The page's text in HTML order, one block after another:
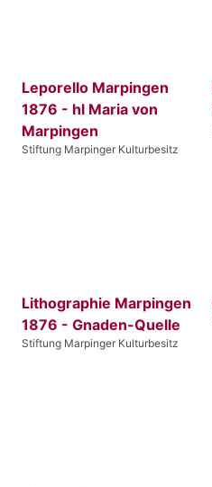
Leporello Marpingen
1876 - hl Maria von
Marpingen
Stiftung Marpinger Kulturbesitz
Lithographie Marpingen
1876 - Gnaden-Quelle
Stiftung Marpinger Kulturbesitz